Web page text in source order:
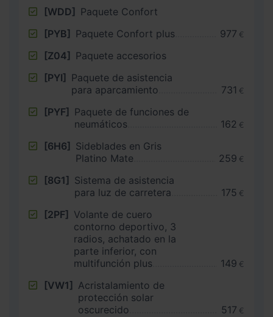
[WDD] Paquete Confort
[PYB] Paquete Confort plus 977 €
[Z04] Paquete accesorios
[PYI] Paquete de asistencia
para aparcamiento
731 €
[PYF] Paquete de funciones de
neumáticos
162 €
[6H6] Sideblades en Gris
Platino Mate
259 €
[8G1] Sistema de asistencia
para luz de carretera
175 €
[2PF] Volante de cuero
contorno deportivo, 3
radios, achatado en la
parte inferior, con
multifunción plus
149 €
[VW1] Acristalamiento de
protección solar
oscurecido
517 €